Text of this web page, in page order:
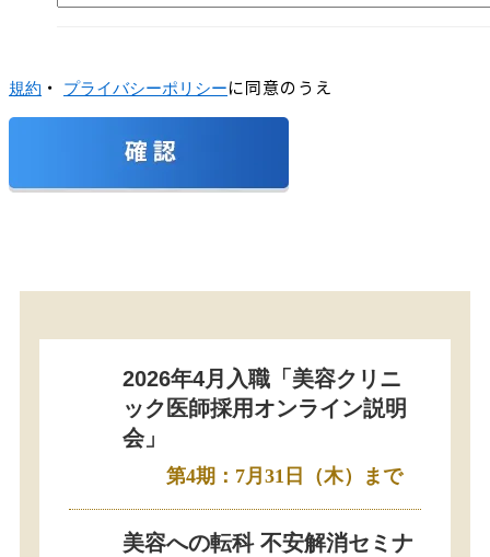
規約 ・ プライバシーポリシーに同意のうえ
2026年4月入職「美容クリニ
ック医師採用オンライン説明
会」
第4期：7月31日（木）まで
美容への転科 不安解消セミナ